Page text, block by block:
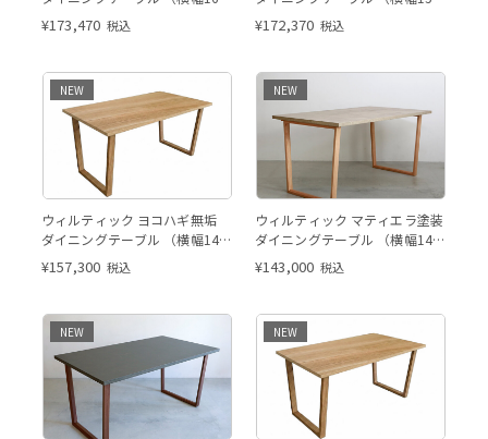
x 奥行85 cm） ウォールナット
¥173,470 税込
W150cmの販売ページです。
x 奥行85 cm） ホワイトオーク
¥172,370 税込
となります。※このページは
W140cmの販売ページです。
NEW
ウィルティック ヨコハギ無垢
ダイニングテーブル （横幅140
x 奥行80 cm） ホワイトオーク
¥157,300 税込
売ページです。
NEW
ウィルティック マティエラ塗装
ダイニングテーブル （横幅140
x 奥行80 cm） BE
¥143,000 税込
NEW NEW